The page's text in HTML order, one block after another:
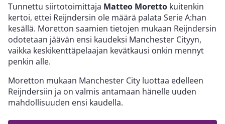
Tunnettu siirtotoimittaja Matteo Moretto kuitenkin
kertoi, ettei Reijndersin ole määrä palata Serie A:han
kesällä. Moretton saamien tietojen mukaan Reijndersin
odotetaan jäävän ensi kaudeksi Manchester Cityyn,
vaikka keskikenttäpelaajan kevätkausi onkin mennyt
penkin alle.
Moretton mukaan Manchester City luottaa edelleen
Reijndersiin ja on valmis antamaan hänelle uuden
mahdollisuuden ensi kaudella.